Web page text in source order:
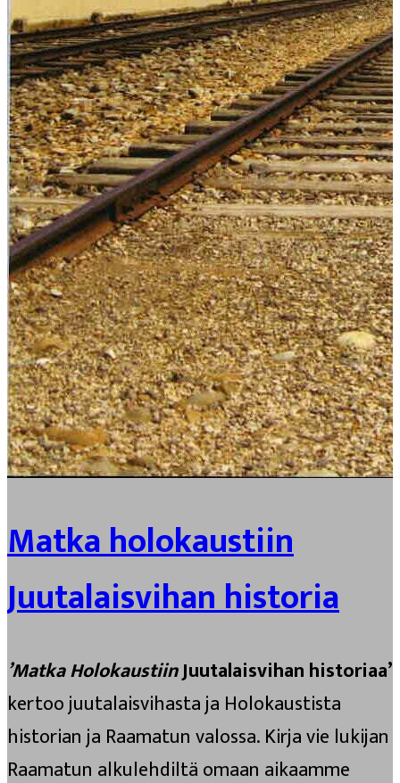
Matka holokaustiin
Juutalaisvihan historia
’Matka HolokaustiinJuutalaisvihan historiaa’
kertoo juutalaisvihasta ja Holokaustista
historian ja Raamatun valossa. Kirja vie lukijan
Raamatun alkulehdiltä omaan aikaamme